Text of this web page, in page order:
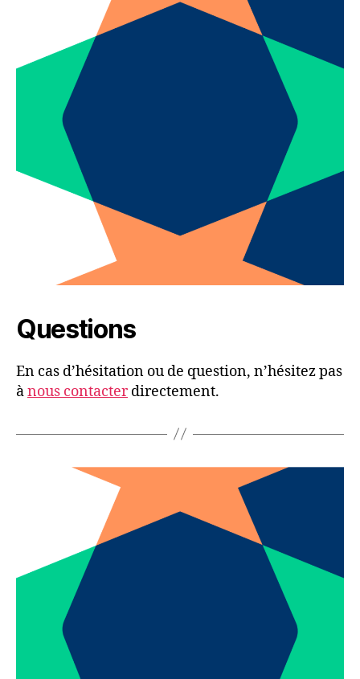
Questions
En cas d’hésitation ou de question, n’hésitez pas
ànous contacterdirectement.